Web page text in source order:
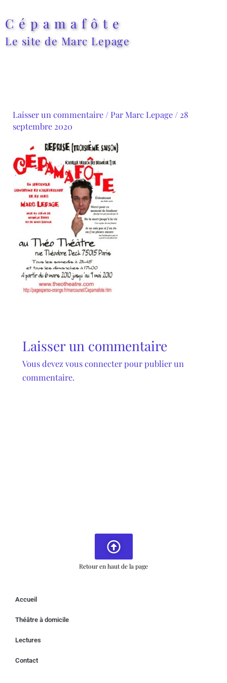
au
contenu
Cépamafôte
Le site de Marc Lepage
Laisser un commentaire / Par Marc Lepage / 28
septembre 2020
Laisser un commentaire
Vous devez vous connecterpour publier un
commentaire.
Retour en haut de la page
Accueil
Théâtre à domicile
Lectures
Contact